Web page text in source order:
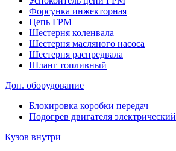
Форсунка инжекторная
Цепь ГРМ
Шестерня коленвала
Шестерня масляного насоса
Шестерня распредвала
Шланг топливный
Доп. оборудование
Блокировка коробки передач
Подогрев двигателя электрический
Кузов внутри